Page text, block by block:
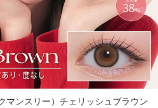
マンスリー）チェリッシュブラウン